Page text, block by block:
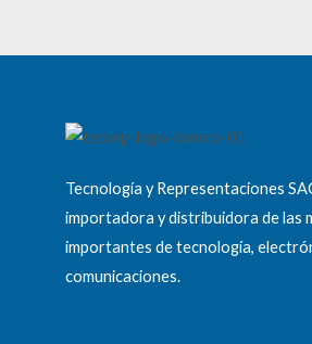
Tecnología y Representaciones
importadora y distribuidora de las
importantes de tecnología,
comunicaciones.